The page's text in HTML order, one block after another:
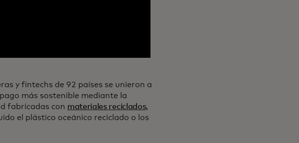
y fintechs de 92 países se unieron a
más sostenible mediante la
fabricadas con materiales reciclados,
el plástico oceánico reciclado o los